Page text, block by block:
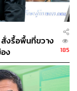
ช.
ฝนตกหนัก
งรื้อพื้นที่ขวาง
ง
185